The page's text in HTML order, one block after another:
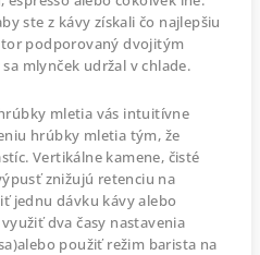
ste z kávy získali čo najlepšiu
podporovaný dvojitým
mlynček udržal v chlade.
mletia vás intuitívne
hrúbky mletia tým, že
Vertikálne kamene, čisté
znižujú retenciu na
jednu dávku kávy alebo
dva časy nastavenia
použiť režim barista na